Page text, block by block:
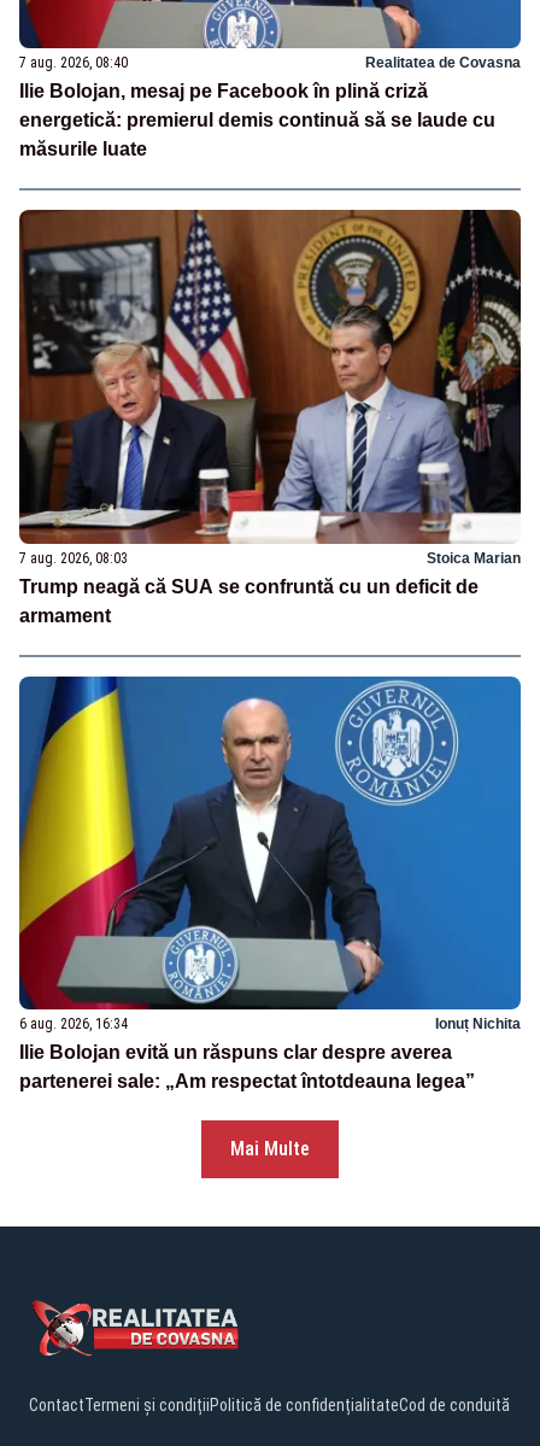
7 aug. 2026, 08:40 Realitatea de Covasna
Ilie Bolojan, mesaj pe Facebook în plină criză
energetică: premierul demis continuă să se laude cu
măsurile luate
7 aug. 2026, 08:03 Stoica Marian
Trump neagă că SUA se confruntă cu un deficit de
armament
6 aug. 2026, 16:34 Ionuț Nichita
Ilie Bolojan evită un răspuns clar despre averea
partenerei sale: „Am respectat întotdeauna legea”
Mai Multe
ContactTermeni și condițiiPolitică de confidențialitateCod de conduită